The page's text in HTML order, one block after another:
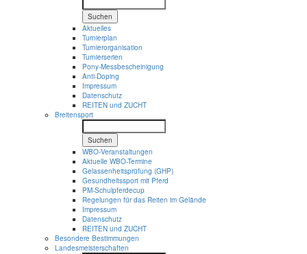
Suchen
Aktuelles
Turnierplan
Turnierorganisation
Turnierserien
Pony-Messbescheinigung
Anti-Doping
Impressum
Datenschutz
REITEN und ZUCHT
Breitensport
Suchen
WBO-Veranstaltungen
Aktuelle WBO-Termine
Gelassenheitsprüfung (GHP)
Gesundheitssport mit Pferd
PM-Schulpferdecup
Regelungen für das Reiten im Gelände
Impressum
Datenschutz
REITEN und ZUCHT
Besondere Bestimmungen
Landesmeisterschaften